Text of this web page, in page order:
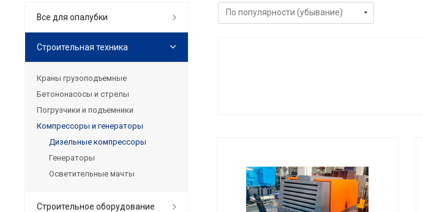
Все для опалубки
Строительная техника
Краны грузоподъемные
Бетононасосы и стрелы
Погрузчики и подъемники
Компрессоры и генераторы
Дизельные компрессоры
Генераторы
Осветительные мачты
Строительное оборудование